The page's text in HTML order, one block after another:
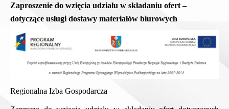
Zaproszenie do wzięcia udziału w składaniu ofert –
dotyczące usługi dostawy materiałów biurowych
Regionalna Izba Gospodarcza